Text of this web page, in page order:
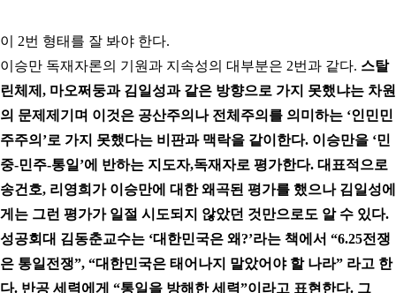
이 2번 형태를 잘 봐야 한다.
이승만 독재자론의 기원과 지속성의 대부분은 2번과 같다. 스탈
린체제 , 마오쩌둥과 김일성과 같은 방향으로 가지 못했냐는 차원
의 문제제기며 이것은 공산주의나 전체주의를 의미하는 ‘인민민
주주의 ’로 가지 못했다는 비판과 맥락을 같이한다. 이승만을 ‘민
중-민주-통일 ’에 반하는 지도자,독재자로 평가한다. 대표적으로
송건호, 리영희가 이승만에 대한 왜곡된 평가를 했으나 김일성에
게는 그런 평가가 일절 시도되지 않았던 것만으로도 알 수 있다.
성공회대 김동춘교수는 ‘대한민국은 왜 ?’라는 책에서 “6.25전쟁
은 통일전쟁”, “대한민국은 태어나지 말았어야 할 나라” 라고 한
다. 반공 세력에게 “통일을 방해한 세력”이라고 표현한다. 그